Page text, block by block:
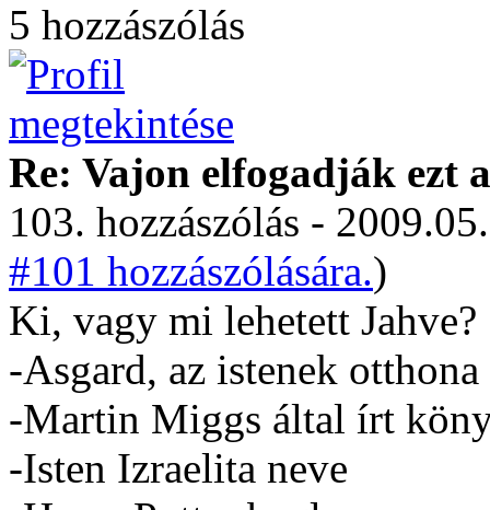
5 hozzászólás
Re: Vajon elfogadják ezt
103. hozzászólás -
#101 hozzászólására.)
Ki, vagy mi lehetett Jahve?
-Asgard, az istenek otthona
-Martin Miggs által írt
-Isten Izraelita neve